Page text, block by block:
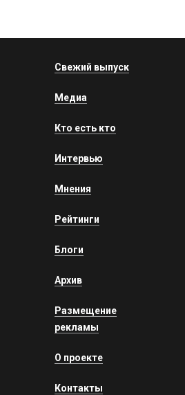
Свежий выпуск
Медиа
Кто есть кто
Интервью
Мнения
Рейтинги
Блоги
Архив
Размещение
рекламы
О проекте
Контакты